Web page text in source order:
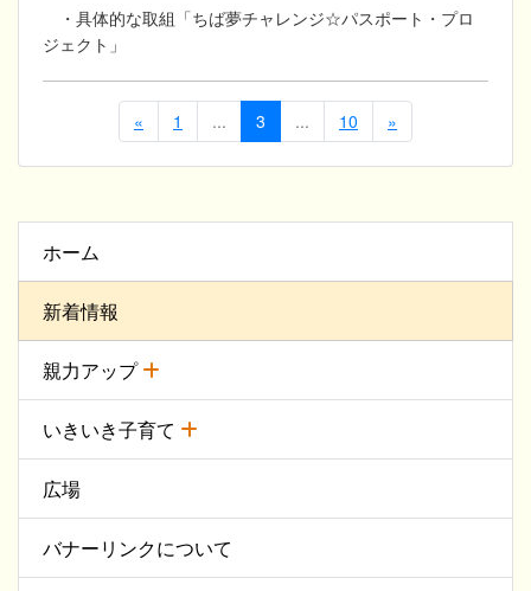
ホーム
新着情報
親力アップ
いきいき子育て
広場
バナーリンクについて
・具体的な取組「ちば夢チャレンジ☆パスポート・プロ
ジェクト」
« 1 ... 3 ... 10 »